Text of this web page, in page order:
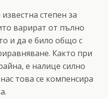
степен за
варират от пълно
и да е било общо с
Както при
е налице силно
това се компенсира